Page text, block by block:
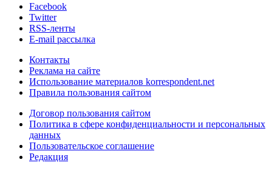
Facebook
Twitter
RSS-ленты
E-mail рассылка
Контакты
Реклама на сайте
Использование материалов korrespondent.net
Правила пользования сайтом
Договор пользования сайтом
Политика в сфере конфиденциальности и персональных
данных
Пользовательское соглашение
Редакция